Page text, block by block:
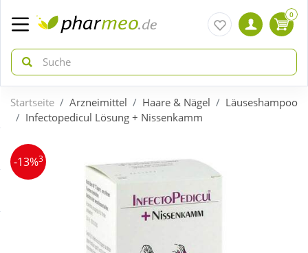
zurück
ÜBERSICHT AKTIONEN
Aktuelle Coupons
zurück
ÜBERSICHT KATEGORIEN
0
Startseite Arzneimittel Haare & Nägel
Läuseshampoo
Infectopedicul Lösung + Nissenkamm
-13%3